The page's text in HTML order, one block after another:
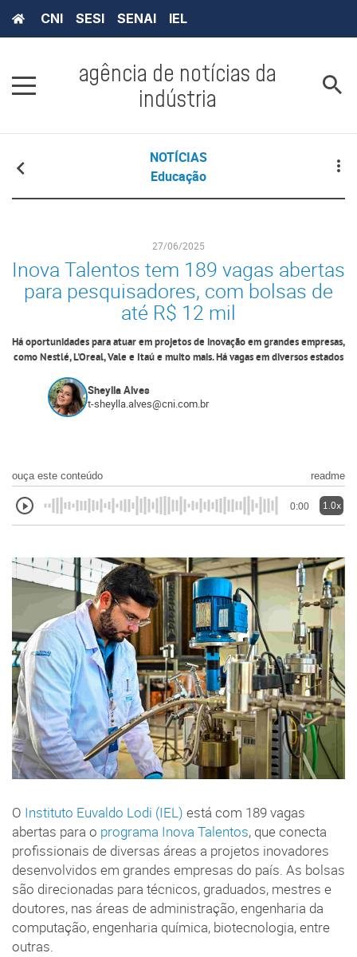
CNI SESI SENAI IEL
agência de notícias da
indústria
NOTÍCIAS
Educação
27/06/2025
Inova Talentos tem 189 vagas abertas
para pesquisadores, com bolsas de
até R$ 12 mil
Há oportunidades para atuar em projetos de inovação em grandes empresas,
como Nestlé, L'Oreal, Vale e Itaú e muito mais. Há vagas em diversos estados
Sheylla Alves
t-sheylla.alves@cni.com.br
ouça este conteúdo readme
0:00 1.0x
O Instituto Euvaldo Lodi (IEL) está com 189 vagas
abertas para o programa Inova Talentos, que conecta
profissionais de diversas áreas a projetos inovadores
desenvolvidos em grandes empresas do país. As bolsas
são direcionadas para técnicos, graduados, mestres e
doutores, nas áreas de administração, engenharia da
computação, engenharia química, biotecnologia, entre
outras.